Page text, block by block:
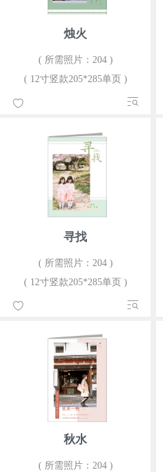
烛火
( 所需照片：204 )
( 12寸竖款205*285单页 )
寻找
( 所需照片：204 )
( 12寸竖款205*285单页 )
秋水
( 所需照片：204 )